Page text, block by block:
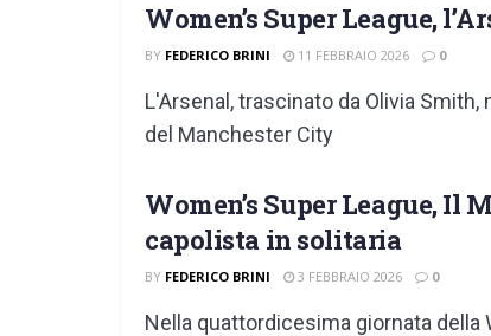
Women’s Super League,
BY FEDERICO BRINI 11 FEBBRAIO 2026 0
L'Arsenal, trascinato da Olivia
del Manchester City
Women’s Super League, Il
capolista in solitaria
BY FEDERICO BRINI 3 FEBBRAIO 2026 0
Nella quattordicesima giornata della